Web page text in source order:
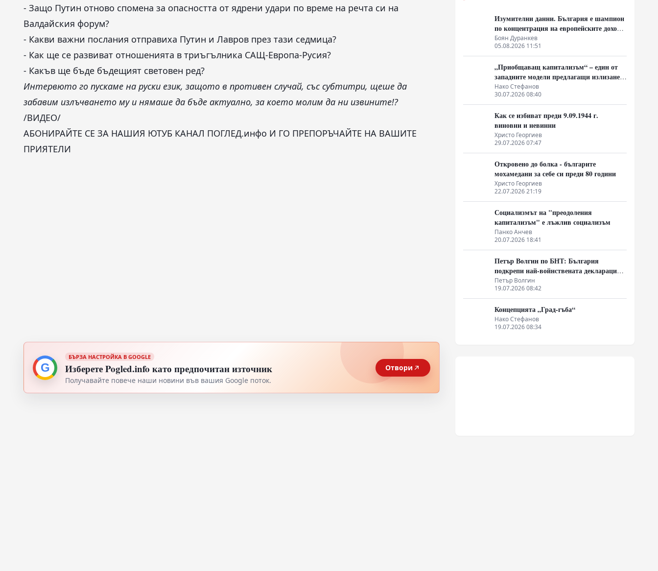
- Защо Путин отново спомена за опасността от ядрени удари по време на речта си на
Валдайския форум?
- Какви важни послания отправиха Путин и Лавров през тази седмица?
- Как ще се развиват отношенията в триъгълника САЩ-Европа-Русия?
- Какъв ще бъде бъдещият световен ред?
Интервюто го пускаме на руски език, защото в противен случай, със субтитри, щеше да
забавим излъчването му и нямаше да бъде актуално, за което молим да ни извините!?
/ВИДЕО/
АБОНИРАЙТЕ СЕ ЗА НАШИЯ ЮТУБ КАНАЛ ПОГЛЕД.инфо И ГО ПРЕПОРЪЧАЙТЕ НА ВАШИТЕ
ПРИЯТЕЛИ
G
БЪРЗА НАСТРОЙКА В GOOGLE
Изберете Pogled.info като предпочитан източник
Получавайте повече наши новини във вашия Google поток.
Отвори
Изумителни данни. България е шампион
по концентрация на европейските доходи
в ръцете на най-богатия 1%, надминава
и САЩ
Боян Дуранкев
05.08.2026 11:51
„Приобщаващ капитализъм“ – един от
западните модели предлагащи излизане
от системата на неолиберализма
Нако Стефанов
30.07.2026 08:40
Как се избиват преди 9.09.1944 г.
виновни и невинни
Христо Георгиев
29.07.2026 07:47
Откровено до болка - българите
мохамедани за себе си преди 80 години
Христо Георгиев
22.07.2026 21:19
Социализмът на "преодоления
капитализъм" е лъжлив социализъм
Панко Анчев
20.07.2026 18:41
Петър Волгин по БНТ: България
подкрепи най-войнствената декларация,
която някога съм чел
Петър Волгин
19.07.2026 08:42
Концепцията „Град-гъба“
Нако Стефанов
19.07.2026 08:34